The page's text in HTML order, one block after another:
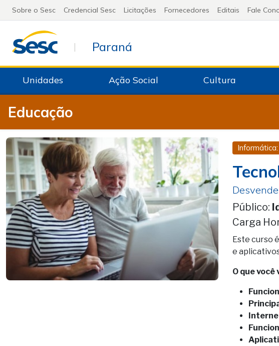
Sobre o Sesc Credencial Sesc Licitações Fornecedores Editais Fale
Paraná
Unidades Ação Social Cultura
Educação
Público:
Carga
Este curso
e
O que